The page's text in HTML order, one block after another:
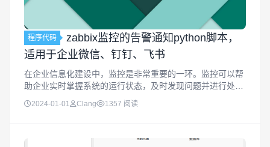
程序代码
zabbix监控的告警通知python脚本，
适用于企业微信、钉钉、飞书
在企业信息化建设中，监控是非常重要的一环。监控可以帮
助企业实时掌握系统的运行状态，及时发现问题并进行处
理。而在监控中，告警通知更是至关重要的一环，它可以帮
助企业快速响应问题，及时解决问题，从而避免损失的扩
2024-01-01 Clang 1357 阅读